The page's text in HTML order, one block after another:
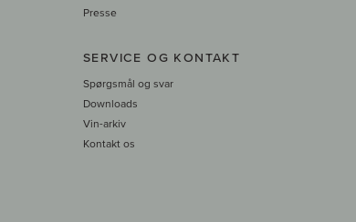
Presse
SERVICE OG KONTAKT
Spørgsmål og svar
Downloads
Vin-arkiv
Kontakt os